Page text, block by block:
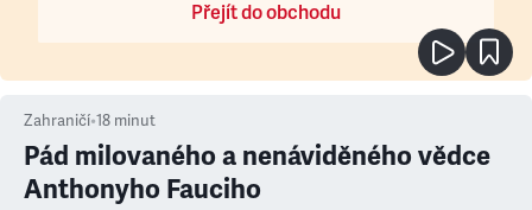
Přejít do obchodu
Zahraničí•18 minut
Pád milovaného a nenáviděného vědce
Anthonyho Fauciho